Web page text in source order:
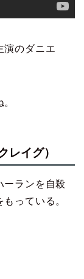
演のダニエ
レイグ）
ランを自殺
っている。